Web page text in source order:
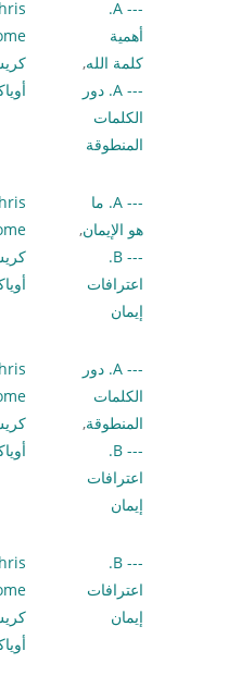
--- A.
أهمية
كلمة الله,
--- A. دور
الكلمات
المنطوقة
--- A. ما
هو الإيمان,
--- B.
اعترافات
إيمان
--- A. دور
الكلمات
المنطوقة,
--- B.
اعترافات
إيمان
--- B.
اعترافات
إيمان